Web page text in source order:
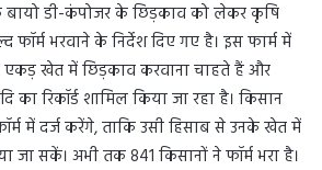
बायो डी-कंपोजर के छिड़काव को लेकर कृषि
फॉर्म भरवाने के निर्देश दिए गए है। इस फार्म में
एकड़ खेत में छिड़काव करवाना चाहते हैं और
रिकॉर्ड शामिल किया जा रहा है। किसान
में दर्ज करेंगे, ताकि उसी हिसाब से उनके खेत में
जा सकें। अभी तक 841 किसानों ने फॉर्म भरा है।